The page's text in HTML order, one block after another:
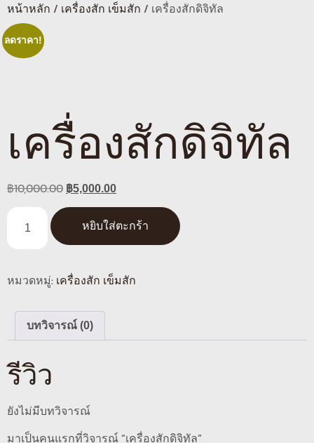
หน้าหลัก / เครื่องสัก เข็มสัก / เครื่องสักดิจิทัล
ลดราคา!
เครื่องสักดิจิทัล
฿10,000.00 ฿5,000.00
หยิบใส่ตะกร้า
หมวดหมู่: เครื่องสัก เข็มสัก
บทวิจารณ์ (0)
รีวิว
ยังไม่มีบทวิจารณ์
มาเป็นคนแรกที่วิจารณ์ “เครื่องสักดิจิทัล”